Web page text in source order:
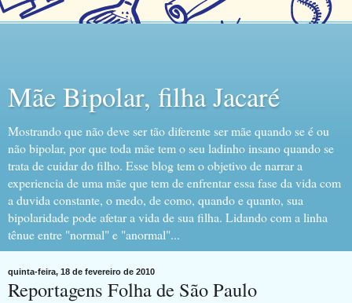
Mãe Bipolar, filha Jacaré
Mostrando que não deve ser tão diferente ser mãe quando se é ou
não bipolar, por que toda mãe tem o seu ladinho insano quando se
trata de cuidar do filho. Esse blog tem o objetivo de narrar a
experiencia de uma mãe que tem de enfrentar essa fase da vida com
a duvida constante, o medo, de como, quando e quanto, sua
bipolaridade pode afetar a vida de sua filha. Lidando com a linha
tênue entre "normal" e "anormal"...
quinta-feira, 18 de fevereiro de 2010
Reportagens Folha de São Paulo